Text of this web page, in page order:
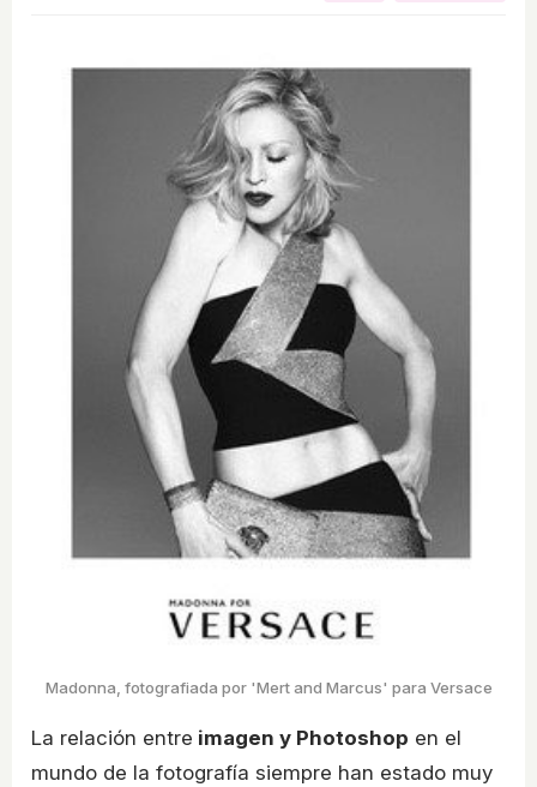
Madonna, fotografiada por 'Mert and Marcus' para Versace
La relación entre imagen y Photoshop en el
mundo de la fotografía siempre han estado muy